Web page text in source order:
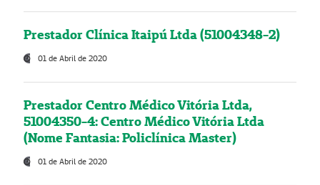
Prestador Clínica Itaipú Ltda (51004348-2)
01 de Abril de 2020
Prestador Centro Médico Vitória Ltda,
51004350-4: Centro Médico Vitória Ltda
(Nome Fantasia: Policlínica Master)
01 de Abril de 2020